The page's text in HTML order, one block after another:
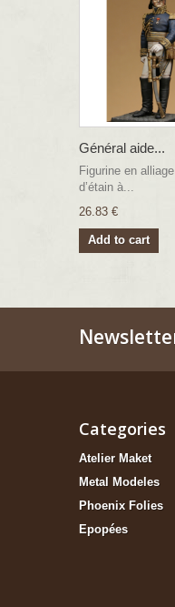
Général aide...
Figurine en
d’étain à...
26.83 €
Add to cart
Categories
Atelier Maket
Metal Modeles
Phoenix Folies
Epopées